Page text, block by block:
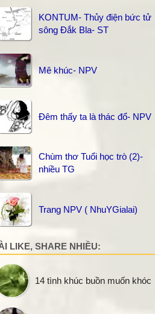
KONTUM- Thủy điện bức tử
sông Đắk Bla- ST
Mê khúc- NPV
Đêm thấy ta là thác đổ- NPV
Chùm thơ Tuổi học trò (2)-
nhiều TG
Trang NPV ( NhuYGialai)
LIKE, SHARE NHIỀU:
14 tình khúc buồn muốn khóc